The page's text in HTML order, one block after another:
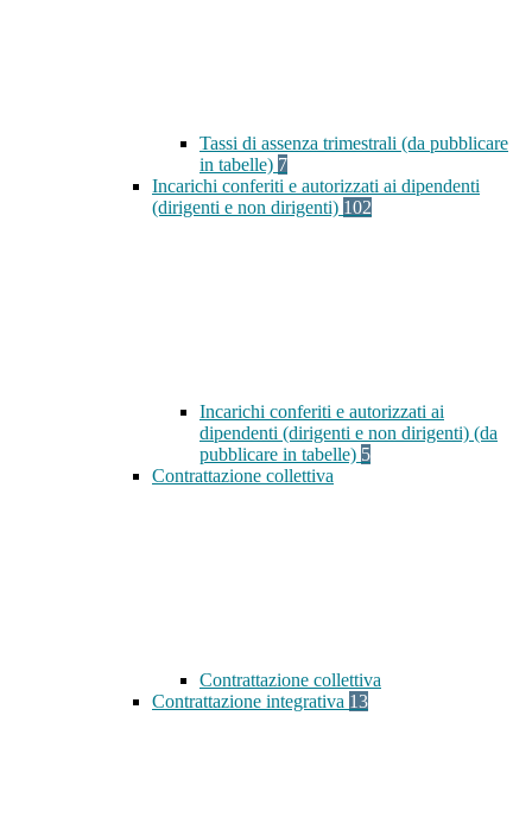
Tassi di assenza trimestrali (da pubblicare
in tabelle) 7
Incarichi conferiti e autorizzati ai dipendenti
(dirigenti e non dirigenti) 102
Incarichi conferiti e autorizzati ai
dipendenti (dirigenti e non dirigenti) (da
pubblicare in tabelle) 5
Contrattazione collettiva
Contrattazione collettiva
Contrattazione integrativa 13